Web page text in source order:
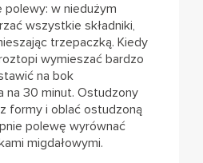
polewy: w niedużym
wszystkie składniki,
trzepaczką. Kiedy
wymieszać bardzo
na bok
na 30 minut. Ostudzony
formy i oblać ostudzoną
polewę wyrównać
migdałowymi.